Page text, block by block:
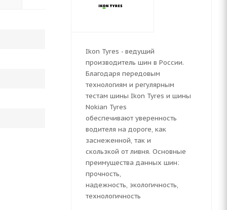
Ikon Tyres - ведущий
производитель шин в России.
Благодаря передовым
технологиям и регулярным
тестам шины Ikon Tyres и шины
Nokian Tyres
обеспечивают уверенность
водителя на дороге, как
заснеженной, так и
скользкой от ливня. Основные
преимущества данных шин:
прочность,
надежность, экологичность,
технологичность